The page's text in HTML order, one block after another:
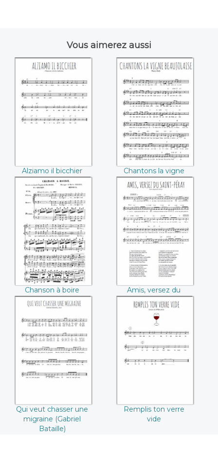
Vous aimerez aussi
Alziamo il bicchier
Alziamo il bicchier
Chantons la vigne
beaujolaise
(Fleury-Tardy)
Chantons la vigne
beaujolaise (Fleury-
Tardy)
Chanson à boire
(Hector Berlioz)
Chanson à boire
(Hector Berlioz)
Amis, versez du
Saint-Péray (Jean-
Baptiste Voinet)
Amis, versez du
Saint-Péray (Jean-
Baptiste Voinet)
Qui veut chasser
une migraine
(Gabriel Bataille)
Qui veut chasser une
migraine (Gabriel
Bataille)
Remplis ton verre
vide
Remplis ton verre
vide